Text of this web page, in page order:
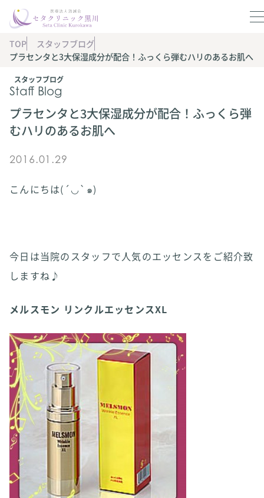
スタッフブログ
Staff Blog
TOP
スタッフブログ
プラセンタと3大保湿成分が配合！ふっくら弾むハリのあるお肌へ
プラセンタと3大保湿成分が配合！ふっくら弾
むハリのあるお肌へ
2016.01.29
こんにちは(´◡`๑)
今日は当院のスタッフで人気のエッセンスをご紹介致
しますね♪
メルスモン リンクルエッセンスXL